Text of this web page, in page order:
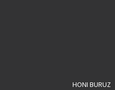
HONI BURUZ